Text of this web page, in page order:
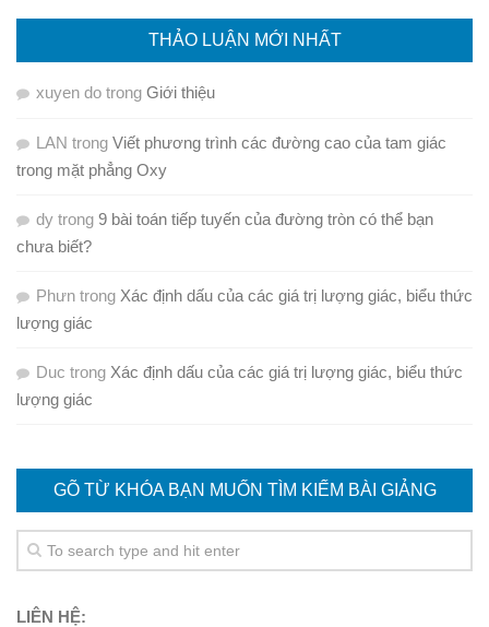
THẢO LUẬN MỚI NHẤT
xuyen do trong Giới thiệu
LAN trong Viết phương trình các đường cao của tam giác
trong mặt phẳng Oxy
dy trong 9 bài toán tiếp tuyến của đường tròn có thể bạn
chưa biết?
Phưn trong Xác định dấu của các giá trị lượng giác, biểu thức
lượng giác
Duc trong Xác định dấu của các giá trị lượng giác, biểu thức
lượng giác
GÕ TỪ KHÓA BẠN MUỐN TÌM KIẾM BÀI GIẢNG
LIÊN HỆ: